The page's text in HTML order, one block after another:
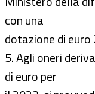
con una
dotazione di
5. Agli oneri
di euro per